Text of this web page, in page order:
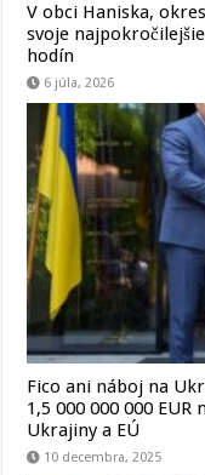
V obci Haniska,
svoje
hodín
6 júla, 2026
Fico ani náboj na
1,5 000 000 000
Ukrajiny a EÚ
10 decembra, 2025